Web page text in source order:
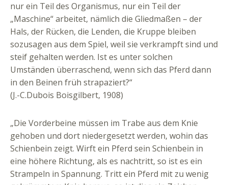
nur ein Teil des Organismus, nur ein Teil der
„Maschine“ arbeitet, nämlich die Gliedmaßen – der
Hals, der Rücken, die Lenden, die Kruppe bleiben
sozusagen aus dem Spiel, weil sie verkrampft sind und
steif gehalten werden. Ist es unter solchen
Umständen überraschend, wenn sich das Pferd dann
in den Beinen früh strapaziert?“
(J.-C.Dubois Boisgilbert, 1908)
„Die Vorderbeine müssen im Trabe aus dem Knie
gehoben und dort niedergesetzt werden, wohin das
Schienbein zeigt. Wirft ein Pferd sein Schienbein in
eine höhere Richtung, als es nachtritt, so ist es ein
Strampeln in Spannung. Tritt ein Pferd mit zu wenig